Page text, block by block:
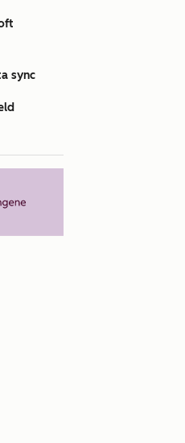
sync